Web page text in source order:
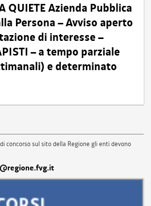
QUIETE Azienda Pubblica
Persona – Avviso aperto
di interesse –
– a tempo parziale
e determinato
concorso sul sito della Regione gli enti devono